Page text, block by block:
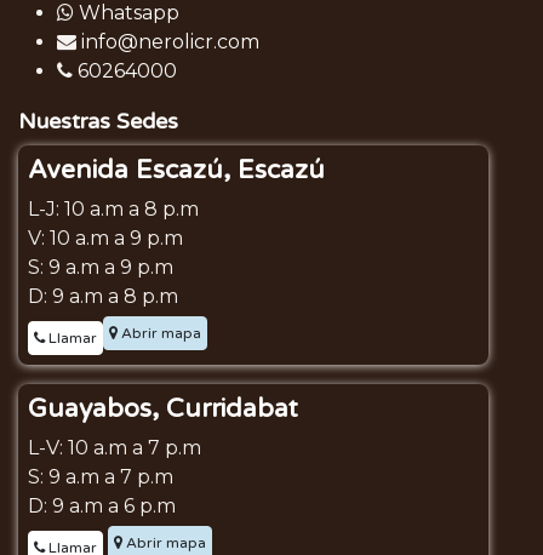
Whatsapp
info@nerolicr.com
60264000
Nuestras Sedes
Avenida Escazú, Escazú
L-J: 10 a.m a 8 p.m
V: 10 a.m a 9 p.m
S: 9 a.m a 9 p.m
D: 9 a.m a 8 p.m
Llamar Abrir mapa
Guayabos, Curridabat
L-V: 10 a.m a 7 p.m
S: 9 a.m a 7 p.m
D: 9 a.m a 6 p.m
Llamar Abrir mapa